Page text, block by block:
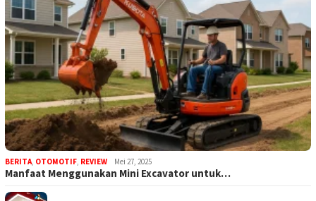
BERITA, OTOMOTIF, REVIEW Mei 27, 2025
Manfaat Menggunakan Mini Excavator untuk…